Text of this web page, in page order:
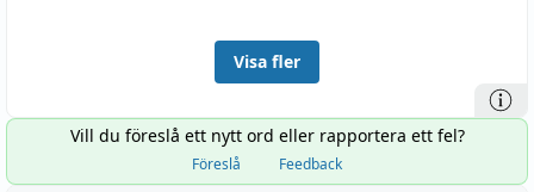
Visa fler
Vill du föreslå ett nytt ord eller rapportera ett fel?
Föreslå Feedback